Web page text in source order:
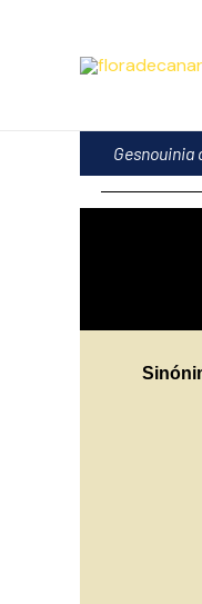
contenido
Gesnouinia